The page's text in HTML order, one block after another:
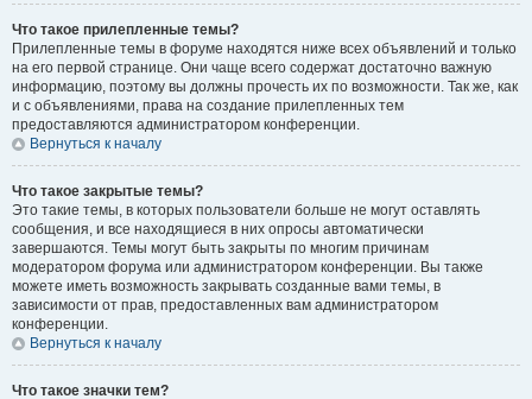
Что такое прилепленные темы?
Прилепленные темы в форуме находятся ниже всех объявлений и только
на его первой странице. Они чаще всего содержат достаточно важную
информацию, поэтому вы должны прочесть их по возможности. Так же, как
и с объявлениями, права на создание прилепленных тем
предоставляются администратором конференции.
Вернуться к началу
Что такое закрытые темы?
Это такие темы, в которых пользователи больше не могут оставлять
сообщения, и все находящиеся в них опросы автоматически
завершаются. Темы могут быть закрыты по многим причинам
модератором форума или администратором конференции. Вы также
можете иметь возможность закрывать созданные вами темы, в
зависимости от прав, предоставленных вам администратором
конференции.
Вернуться к началу
Что такое значки тем?